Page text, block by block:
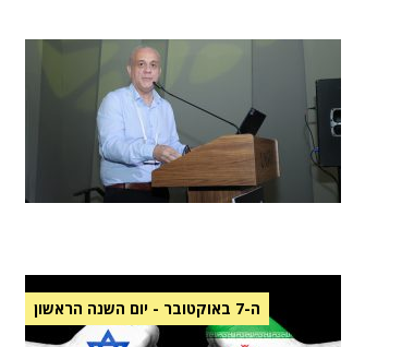
ה-7 באוקטובר - יום השנה הראשון